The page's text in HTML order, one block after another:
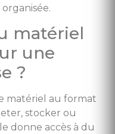
matériel
une
?
matériel au format
stocker ou
donne accès à du